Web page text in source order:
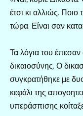
έτσι κι αλλιώς.
τώρα. Είναι σαν
Τα λόγια του
δικαιοσύνης. Ο
συγκρατήθηκε με
κεφάλι της
υπεράσπισης